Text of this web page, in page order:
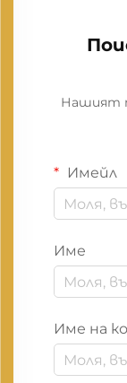
Нашият
Имейл
Име
Име на